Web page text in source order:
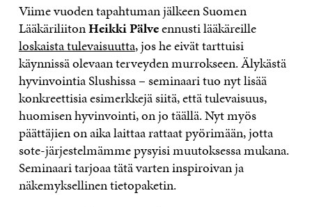
Viime vuoden tapahtuman jälkeen Suomen
LääkäriliitonHeikki Pälveennusti lääkäreille
loskaista tulevaisuutta, jos he eivät tarttuisi
käynnissä olevaan terveyden murrokseen. Älykästä
hyvinvointia Slushissa – seminaari tuo nyt lisää
konkreettisia esimerkkejä siitä, että tulevaisuus,
huomisen hyvinvointi, on jo täällä. Nyt myös
päättäjien on aika laittaa rattaat pyörimään, jotta
sote-järjestelmämme pysyisi muutoksessa mukana.
Seminaari tarjoaa tätä varten inspiroivan ja
näkemyksellinen tietopaketin.